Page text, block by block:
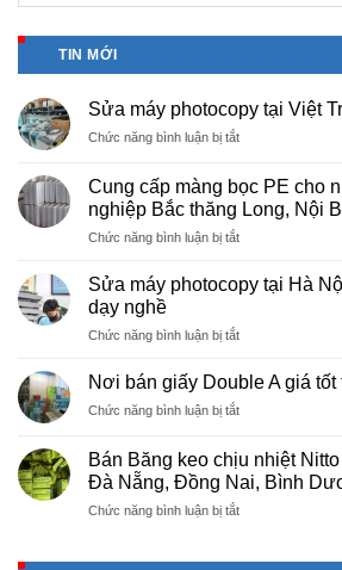
TIN MỚI
Sửa máy photocopy tại Việt
Chức năng bình luận bị tắtở
photocopy
tại
Việt
Phú
Thọ
Cung cấp màng bọc PE cho
nghiệp Bắc thăng Long, Nội
Chức năng bình luận bị tắtở
màng
PE
nhà
khu
nghiệp
Bắc
Long,
Bài
Sửa máy photocopy tại Hà
dạy nghề
Chức năng bình luận bị tắtở
máy
photocopy
tại
Nội
giá
uy
Nơi bán giấy Double A giá tốt
Chức năng bình luận bị tắtở
giấy
Double
A
Bán Băng keo chịu nhiệt
Đà Nẵng, Đồng Nai, Bình
Chức năng bình luận bị tắtở